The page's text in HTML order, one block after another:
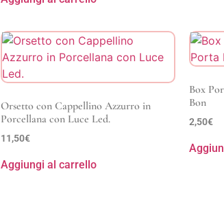
Orsetto con Cappellino Azzurro in
Porcellana con Luce Led.
11,50€
Aggiungi al carrello
Box
Bon
2,50€